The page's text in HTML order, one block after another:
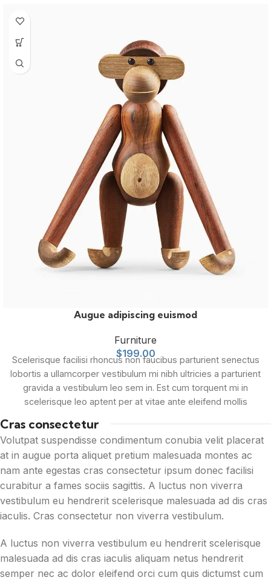
Augue adipiscing euismod
Furniture
$199.00
Scelerisque facilisi rhoncus non faucibus parturient senectus
lobortis a ullamcorper vestibulum mi nibh ultricies a parturient
gravida a vestibulum leo sem in. Est cum torquent mi in
scelerisque leo aptent per at vitae ante eleifend mollis
Cras consectetur
Volutpat suspendisse condimentum conubia velit placerat
at in augue porta aliquet pretium malesuada montes ac
nam ante egestas cras consectetur ipsum donec facilisi
curabitur a fames sociis sagittis. A luctus non viverra
vestibulum eu hendrerit scelerisque malesuada ad dis cras
iaculis. Cras consectetur non viverra vestibulum.
A luctus non viverra vestibulum eu hendrerit scelerisque
malesuada ad dis cras iaculis aliquam netus hendrerit
semper nec ac dolor eleifend orci cum quis dictumst cum